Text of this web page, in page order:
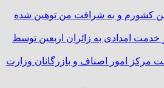
کشورم و به شرافت من توهین شده
بیش از ۵۵ هزار خدمت امدادی به زائران اربعین توسط
مرکز امور اصناف و بازرگانان وزارت